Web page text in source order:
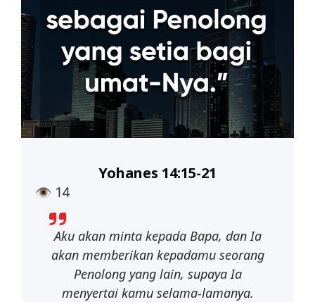
👁 14
Yohanes 14:15-21
Aku akan minta kepada Bapa, dan Ia
akan memberikan kepadamu seorang
Penolong yang lain, supaya Ia
menyertai kamu selama-lamanya.